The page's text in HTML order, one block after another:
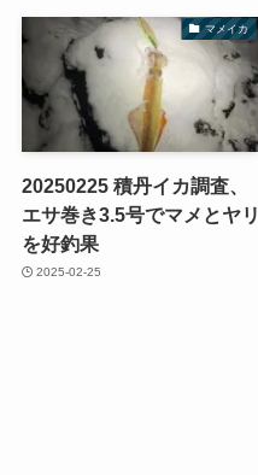
マメイカ
20250225 積丹イカ調査、
エサ巻き3.5号でマメとヤリ
を好釣果
2025-02-25